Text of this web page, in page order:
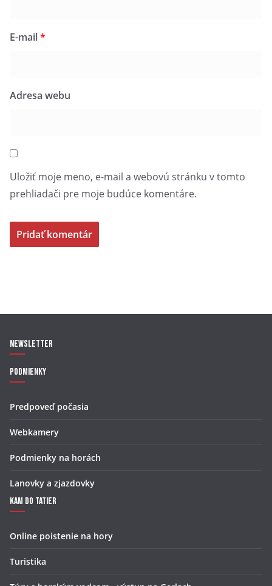
E-mail*
Adresa webu
Uložiť moje meno, e-mail a webovú stránku v tomto
prehliadači pre moje budúce komentáre.
Newsletter
Podmienky
Predpoveď počasia
Webkamery
Podmienky na horách
Lanovky a zjazdovky
Kam do Tatier
Online poistenie na hory
Turistika